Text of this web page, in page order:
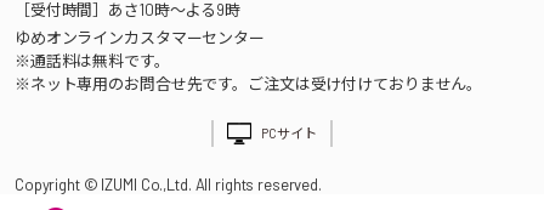
［受付時間］あさ10時～よる9時
ゆめオンラインカスタマーセンター
※通話料は無料です。
※ネット専用のお問合せ先です。ご注文は受け付けておりません。
PCサイト
Copyright © IZUMI Co.,Ltd. All rights reserved.